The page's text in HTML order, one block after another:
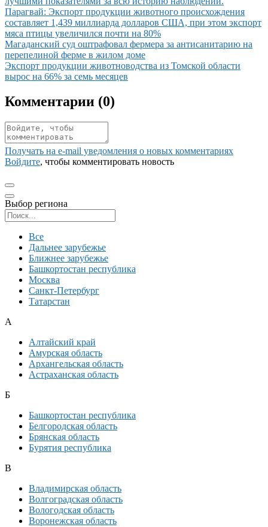
Иллюстрация новости
Парагвай: Экспорт продукции животного происхождения
составляет 1,439 миллиарда долларов США, при этом экспорт
мяса птицы увеличился почти на 80%
Иллюстрация новости
Магаданский суд оштрафовал фермера за антисанитарию на
перепелиной ферме в жилом доме
Иллюстрация новости
Экспорт продукции животноводства из Томской области
вырос на 66% за семь месяцев
Комментарии (0)
Получать на e‑mail уведомления о новых комментариях
Войдите, чтобы комментировать новость
Выбор региона
Все
Дальнее зарубежье
Ближнее зарубежье
Башкортостан республика
Москва
Санкт-Петербург
Татарстан
А
Алтайский край
Амурская область
Архангельская область
Астраханская область
Б
Башкортостан республика
Белгородская область
Брянская область
Бурятия республика
В
Владимирская область
Волгоградская область
Вологодская область
Воронежская область